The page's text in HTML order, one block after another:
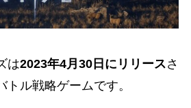
は2023年4月30日にリリースさ
ル戦略ゲームです。